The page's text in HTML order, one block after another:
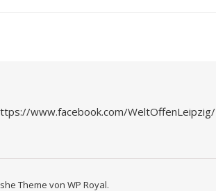
www.facebook.com/WeltOffenLeipzig/
Theme von WP Royal.